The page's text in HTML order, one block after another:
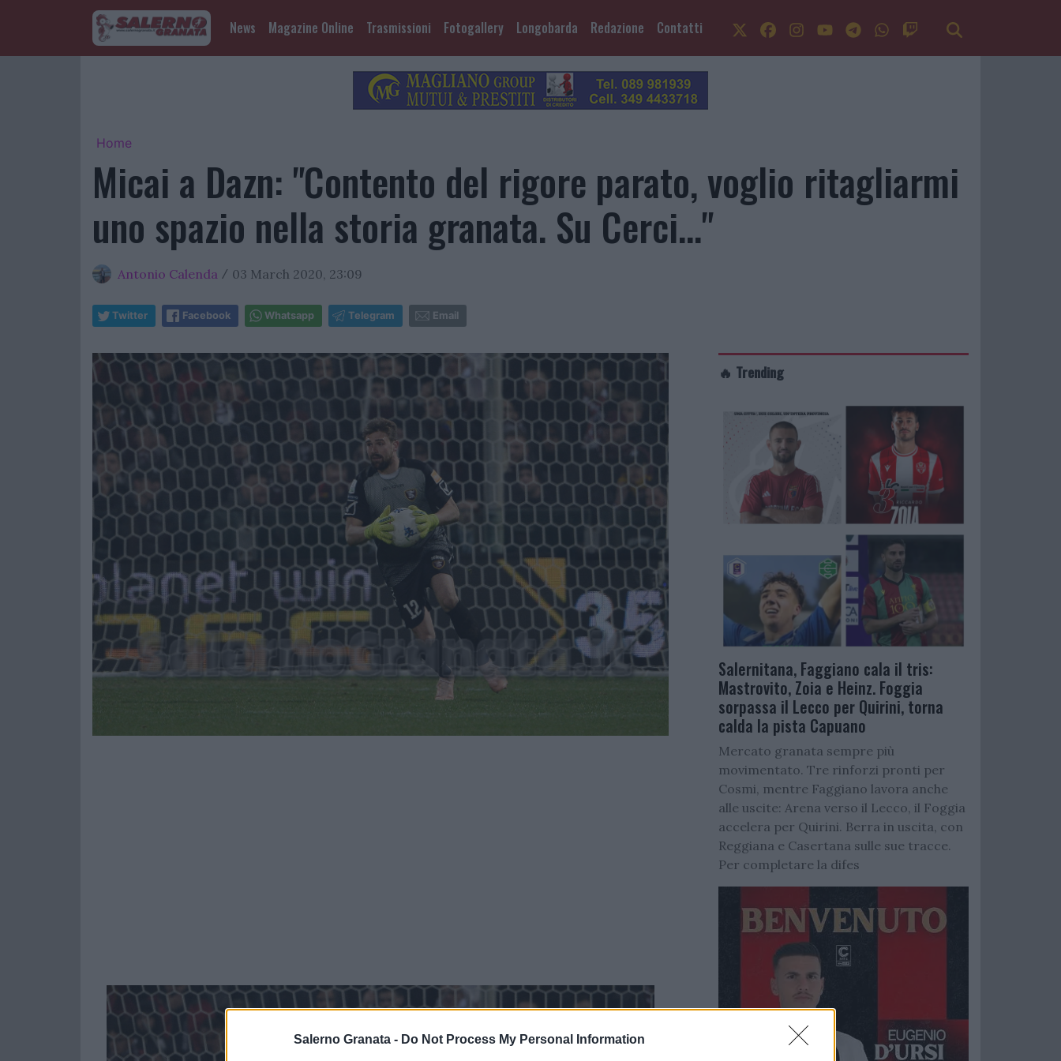
Salerno Granata - Do Not Process My Personal Information
News Magazine Online Trasmissioni Fotogallery Longobarda Redazione Contatti
Home
Micai a Dazn: "Contento del rigore parato, voglio ritagliarmi
uno spazio nella storia granata. Su Cerci..."
Antonio Calenda / 03 March 2020, 23:09
Twitter Facebook Whatsapp Telegram Email
🔥 Trending
Salernitana, Faggiano cala il tris:
Mastrovito, Zoia e Heinz. Foggia
sorpassa il Lecco per Quirini, torna
calda la pista Capuano
Mercato granata sempre più
movimentato. Tre rinforzi pronti per
Cosmi, mentre Faggiano lavora anche
alle uscite: Arena verso il Lecco, il Foggia
accelera per Quirini. Berra in uscita, con
Reggiana e Casertana sulle sue tracce.
Per completare la difes